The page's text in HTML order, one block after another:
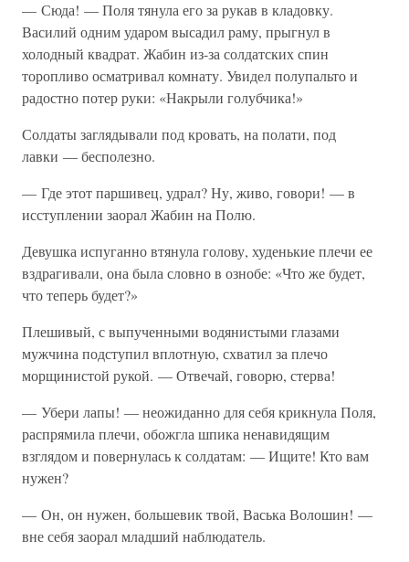
— Сюда! — Поля тянула его за рукав в кладовку.
Василий одним ударом высадил раму, прыгнул в
холодный квадрат. Жабин из-за солдатских спин
торопливо осматривал комнату. Увидел полупальто и
радостно потер руки: «Накрыли голубчика!»
Солдаты заглядывали под кровать, на полати, под
лавки — бесполезно.
— Где этот паршивец, удрал? Ну, живо, говори! — в
исступлении заорал Жабин на Полю.
Девушка испуганно втянула голову, худенькие плечи ее
вздрагивали, она была словно в ознобе: «Что же будет,
что теперь будет?»
Плешивый, с выпученными водянистыми глазами
мужчина подступил вплотную, схватил за плечо
морщинистой рукой. — Отвечай, говорю, стерва!
— Убери лапы! — неожиданно для себя крикнула Поля,
распрямила плечи, обожгла шпика ненавидящим
взглядом и повернулась к солдатам: — Ищите! Кто вам
нужен?
— Он, он нужен, большевик твой, Васька Волошин! —
вне себя заорал младший наблюдатель.